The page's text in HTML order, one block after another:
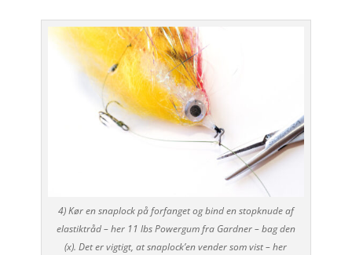
4) Kør en snaplock på forfanget og bind en stopknude af
elastiktråd – her 11 lbs Powergum fra Gardner – bag den
(x). Det er vigtigt, at snaplock’en vender som vist – her